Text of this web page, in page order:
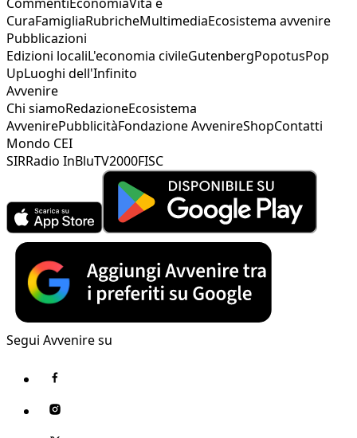
CuraFamigliaRubricheMultimediaEcosistema avvenire
Pubblicazioni
Edizioni localiL'economia civileGutenbergPopotusPop
UpLuoghi dell'Infinito
Avvenire
Chi siamoRedazioneEcosistema
AvvenirePubblicitàFondazione AvvenireShopContatti
Mondo CEI
SIRRadio InBluTV2000FISC
Segui Avvenire su